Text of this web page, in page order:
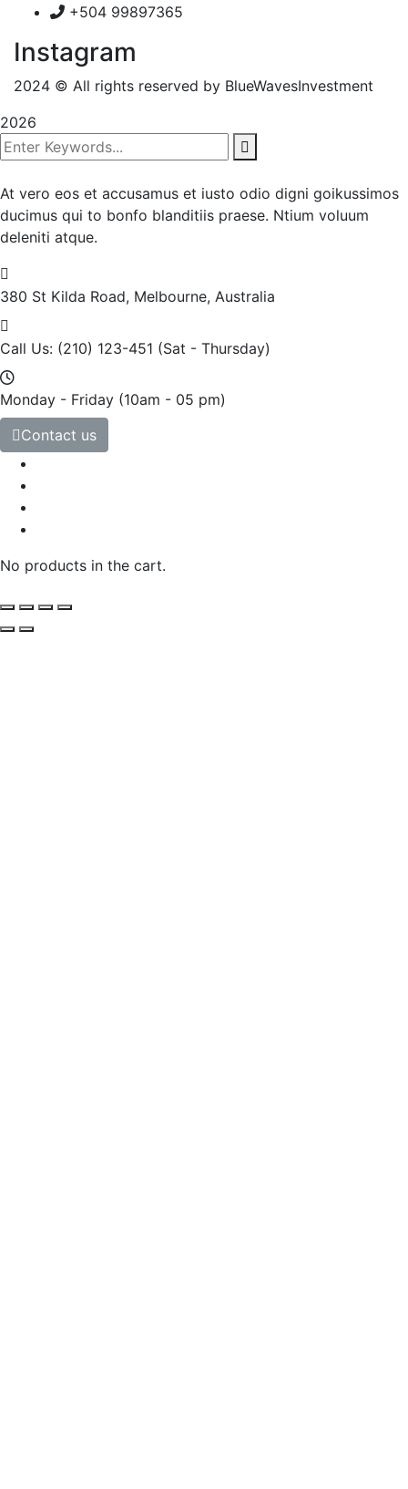
+504 99897365
Instagram
2024 © All rights reserved by BlueWavesInvestment
2026
At vero eos et accusamus et iusto odio digni goikussimos
ducimus qui to bonfo blanditiis praese. Ntium voluum
deleniti atque.
380 St Kilda Road, Melbourne, Australia
Call Us: (210) 123-451 (Sat - Thursday)
Monday - Friday (10am - 05 pm)
Contact us
No products in the cart.